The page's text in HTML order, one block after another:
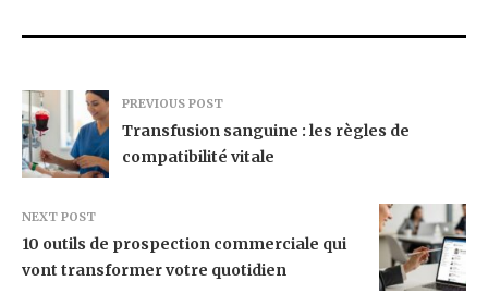
PREVIOUS POST
Transfusion sanguine : les règles de
compatibilité vitale
NEXT POST
10 outils de prospection commerciale qui
vont transformer votre quotidien